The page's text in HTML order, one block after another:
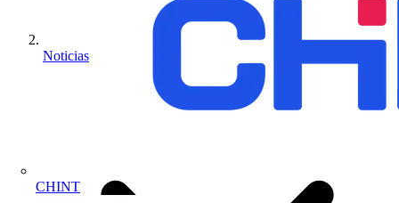
CHINT
Noticias